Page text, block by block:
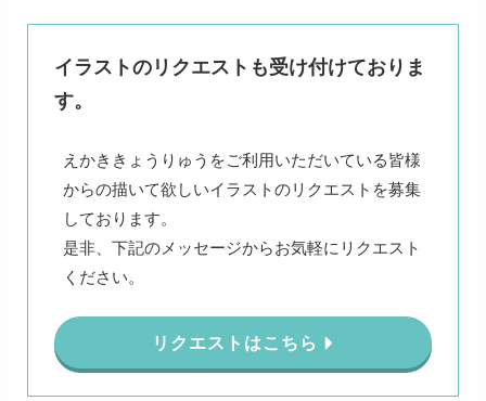
イラストのリクエストも受け付けておりま
す。
えかききょうりゅうをご利用いただいている皆様
からの描いて欲しいイラストのリクエストを募集
しております。
是非、下記のメッセージからお気軽にリクエスト
ください。
リクエストはこちら